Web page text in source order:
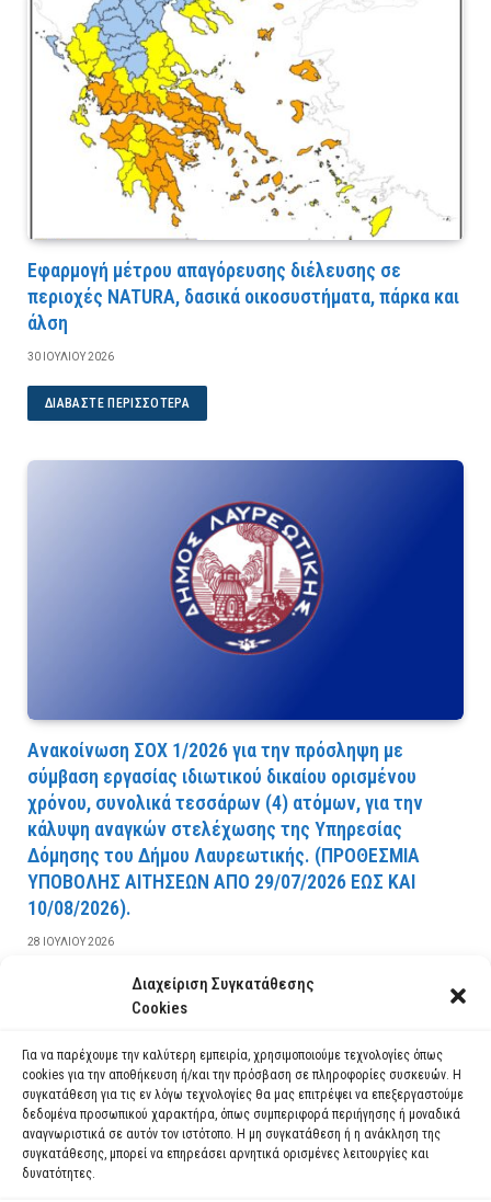
Διαχείριση Συγκατάθεσης
Cookies
Για να παρέχουμε την καλύτερη εμπειρία, χρησιμοποιούμε τεχνολογίες όπως
cookies για την αποθήκευση ή/και την πρόσβαση σε πληροφορίες συσκευών. Η
συγκατάθεση για τις εν λόγω τεχνολογίες θα μας επιτρέψει να επεξεργαστούμε
δεδομένα προσωπικού χαρακτήρα, όπως συμπεριφορά περιήγησης ή μοναδικά
αναγνωριστικά σε αυτόν τον ιστότοπο. Η μη συγκατάθεση ή η ανάκληση της
συγκατάθεσης, μπορεί να επηρεάσει αρνητικά ορισμένες λειτουργίες και
δυνατότητες.
Εφαρμογή μέτρου απαγόρευσης διέλευσης σε
περιοχές NATURA, δασικά οικοσυστήματα, πάρκα και
άλση
30 ΙΟΥΛΊΟΥ 2026
ΔΙΑΒΆΣΤΕ ΠΕΡΙΣΣΌΤΕΡΑ
Ανακοίνωση ΣΟΧ 1/2026 για την πρόσληψη με
σύμβαση εργασίας ιδιωτικού δικαίου ορισμένου
χρόνου, συνολικά τεσσάρων (4) ατόμων, για την
κάλυψη αναγκών στελέχωσης της Υπηρεσίας
Δόμησης του Δήμου Λαυρεωτικής. (ΠPOΘEΣMIA
YΠOBOΛHΣ AITHΣEΩN AΠO 29/07/2026 EΩΣ KAI
10/08/2026).
28 ΙΟΥΛΊΟΥ 2026
ΔΙΑΒΆΣΤΕ ΠΕΡΙΣΣΌΤΕΡΑ